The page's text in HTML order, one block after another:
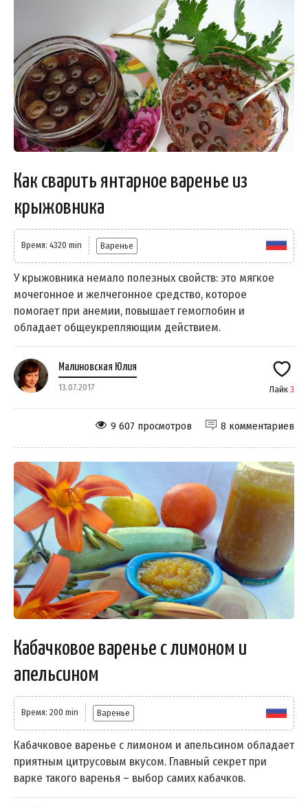
Как сварить янтарное варенье из
крыжовника
Время: 4320 min Варенье
У крыжовника немало полезных свойств: это мягкое
мочегонное и желчегонное средство, которое
помогает при анемии, повышает гемоглобин и
обладает общеукрепляющим действием.
Малиновская Юлия
13.07.2017 Лайк 3
8 комментариев
9 607 просмотров
Кабачковое варенье с лимоном и
апельсином
Время: 200 min Варенье
Кабачковое варенье с лимоном и апельсином обладает
приятным цитрусовым вкусом. Главный секрет при
варке такого варенья – выбор самих кабачков.